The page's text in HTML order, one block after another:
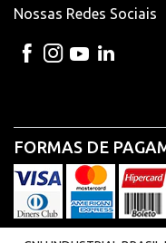
Nossas Redes Sociais
FORMAS DE